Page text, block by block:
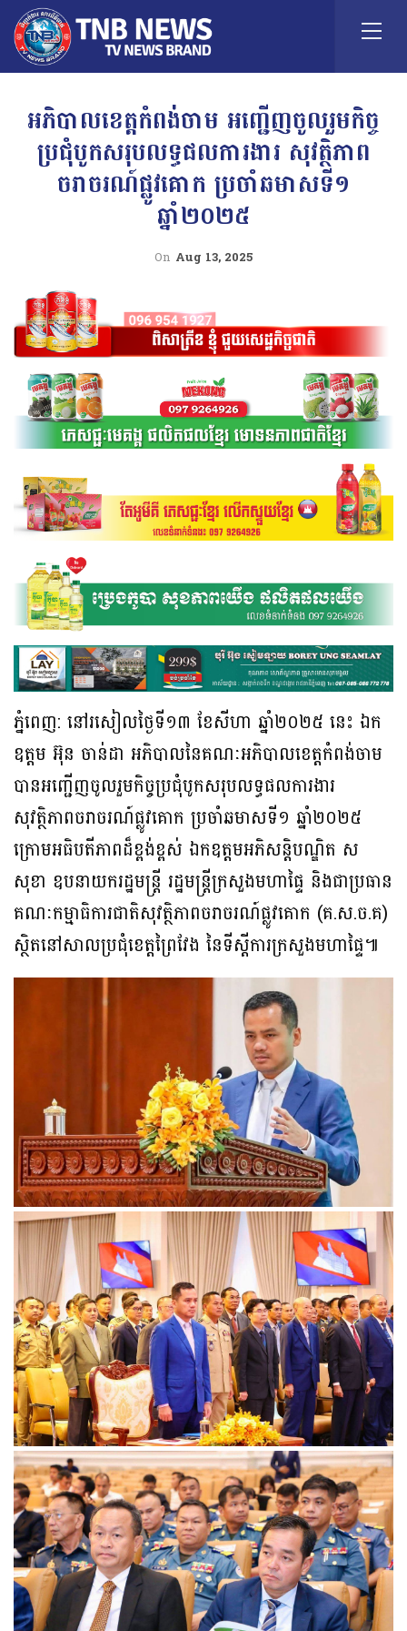
អភិបាលខេត្តកំពង់ចាម អញ្ជើញចូលរួមកិច្ច
ប្រជុំបូកសរុបលទ្ធផលការងារ សុវត្ថិភាព
ចរាចរណ៍ផ្លូវគោក ប្រចាំឆមាសទី១
ឆ្នាំ២០២៥
On Aug 13, 2025
ភ្នំពេញ: នៅរសៀលថ្ងៃទី១៣ ខែសីហា ឆ្នាំ២០២៥ នេះ ឯក
ឧត្តម អ៊ុន ចាន់ដា អភិបាលនៃគណៈអភិបាលខេត្តកំពង់ចាម
បានអញ្ជើញចូលរួមកិច្ចប្រជុំបូកសរុបលទ្ធផលការងារ
សុវត្ថិភាពចរាចរណ៍ផ្លូវគោក ប្រចាំឆមាសទី១ ឆ្នាំ២០២៥
ក្រោមអធិបតីភាពដ៏ខ្ពង់ខ្ពស់ ឯកឧត្តមអភិសន្តិបណ្ឌិត ស
សុខា ឧបនាយករដ្ឋមន្ត្រី រដ្ឋមន្ត្រីក្រសួងមហាផ្ទៃ និងជាប្រធាន
គណៈកម្មាធិការជាតិសុវត្ថិភាពចរាចរណ៍ផ្លូវគោក (គ.ស.ច.គ)
ស្ថិតនៅសាលប្រជុំខេត្តព្រៃវែង នៃទីស្តីការក្រសួងមហាផ្ទៃ៕